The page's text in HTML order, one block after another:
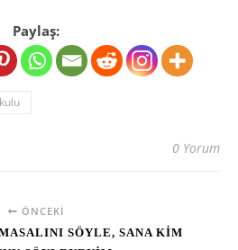
Paylaş:
0 Yorum
ÖNCEKI
SÖYLE, SANA KİM